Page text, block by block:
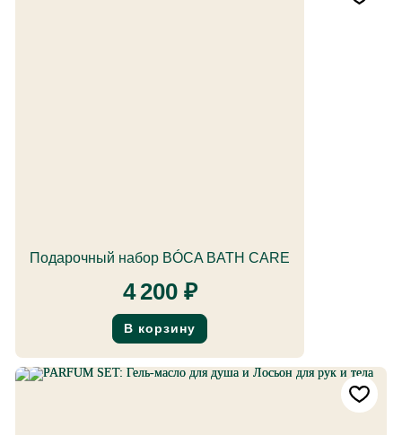
Подарочный набор BÓCA BATH CARE
4 200 ₽
В корзину